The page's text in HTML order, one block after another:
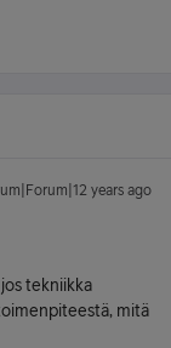
years ago
tekniikka
mitä